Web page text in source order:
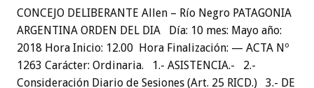
CONCEJO DELIBERANTE Allen – Río Negro PATAGONIA
ARGENTINA ORDEN DEL DIA Día: 10 mes: Mayo año:
2018 Hora Inicio: 12.00 Hora Finalización: — ACTA Nº
1263 Carácter: Ordinaria. 1.- ASISTENCIA.- 2.-
Consideración Diario de Sesiones (Art. 25 RICD.) 3.- DE